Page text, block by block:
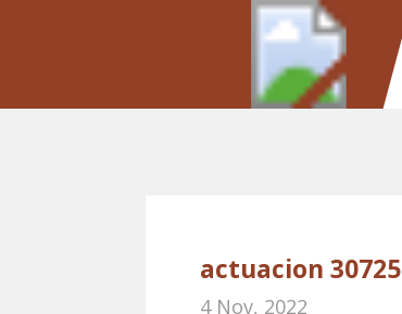
actuacion 30725
4 Nov, 2022